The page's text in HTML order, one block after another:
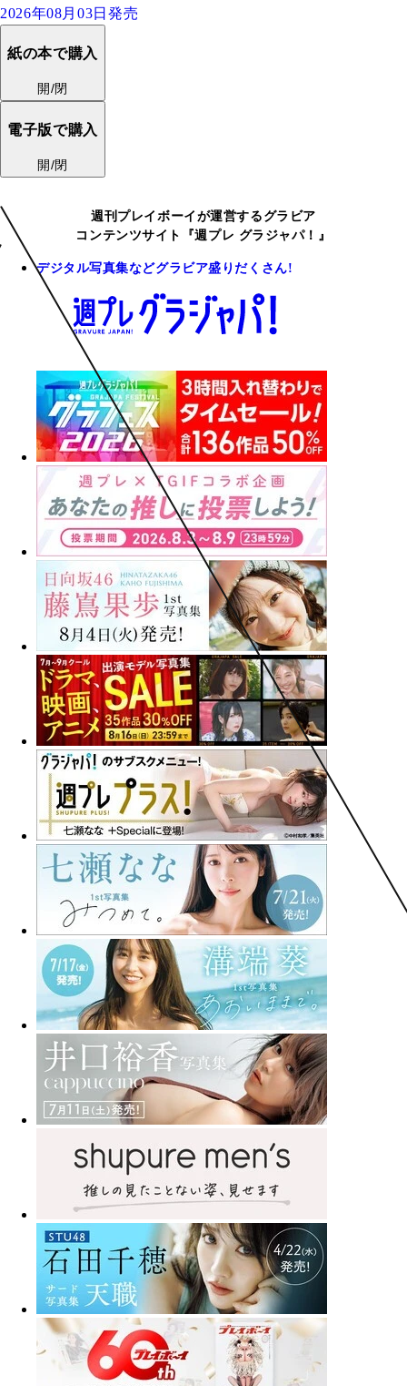
2026年08月03日発売
紙の本で購入
開/閉
電子版で購入
開/閉
週刊プレイボーイが運営するグラビア
コンテンツサイト『週プレ グラジャパ！』
デジタル写真集などグラビア盛りだくさん!